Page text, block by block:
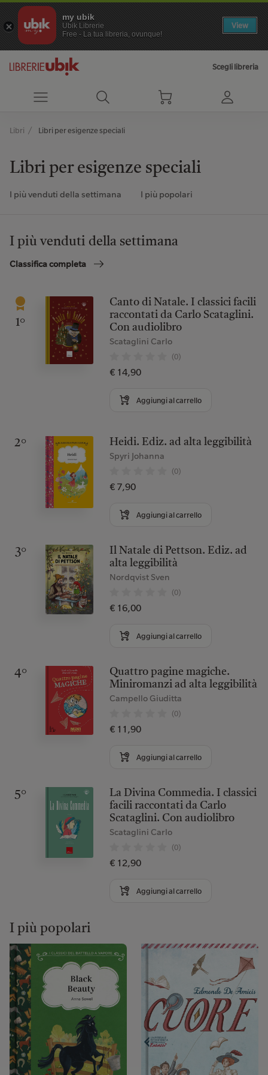
my ubik
Ubik Librerie
Free - La tua libreria, ovunque!
View
Scegli libreria
Libri Libri per esigenze speciali
Libri per esigenze speciali
I più venduti della settimana I più popolari
I più venduti della settimana
Classifica completa
1°
Canto di Natale. I classici facili
raccontati da Carlo Scataglini.
Con audiolibro
Scataglini Carlo
(0)
€ 14,90
Aggiungi al carrello
2°
Heidi. Ediz. ad alta leggibilità
Spyri Johanna
(0)
€ 7,90
Aggiungi al carrello
3°
Il Natale di Pettson. Ediz. ad
alta leggibilità
Nordqvist Sven
(0)
€ 16,00
Aggiungi al carrello
4°
Quattro pagine magiche.
Miniromanzi ad alta leggibilità
Campello Giuditta
(0)
€ 11,90
Aggiungi al carrello
5°
La Divina Commedia. I classici
facili raccontati da Carlo
Scataglini. Con audiolibro
Scataglini Carlo
(0)
€ 12,90
Aggiungi al carrello
I più popolari